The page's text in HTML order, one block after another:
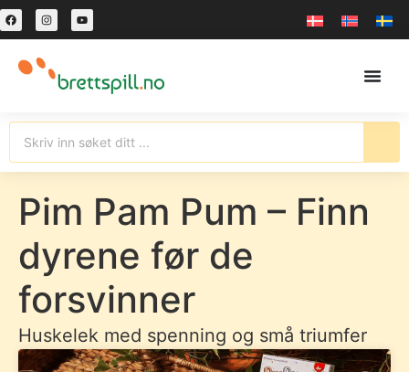
Pim Pam Pum – Finn
dyrene før de
forsvinner
Huskelek med spenning og små triumfer